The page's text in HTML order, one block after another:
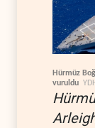
Hürmüz
vuruldu